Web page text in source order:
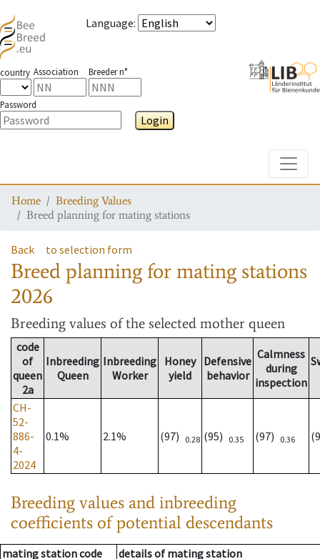
Language:
country Association Breeder n°
Password
Login
Home
Breeding Values
Breed planning for mating stations
Back to selection form
Breed planning for mating stations
2026
Breeding values of the selected mother queen
code
of
queen
2a
Inbreeding
Queen
Inbreeding
Worker
Honey
yield
Defensive
behavior
Calmness
during
inspection
CH-
52-
886-
4-
2024
0.1% 2.1% (97) 0.28 (95) 0.35 (97) 0.36
Breeding values and inbreeding
coefficients of potential descendants
mating station code details of mating station